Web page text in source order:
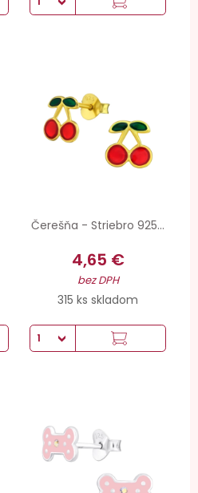
Čerešňa - Striebro 925...
4,65 €
bez DPH
315 ks skladom